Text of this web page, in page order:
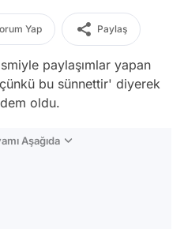
Yap Paylaş
paylaşımlar yapan
bu sünnettir' diyerek
oldu.
Aşağıda